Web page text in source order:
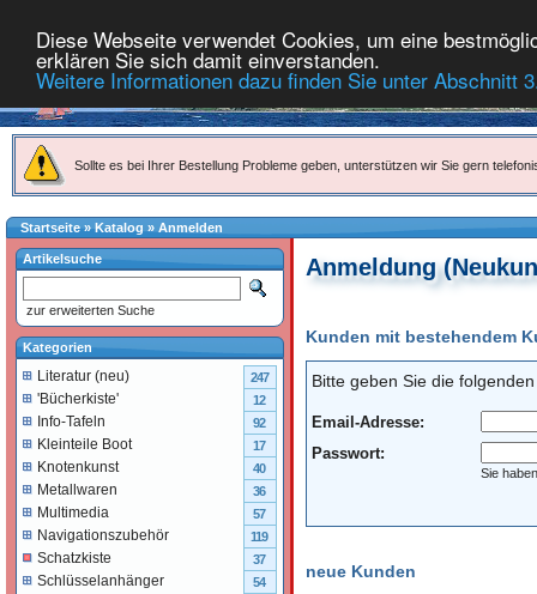
Diese Webseite verwendet Cookies, um eine
erklären Sie sich damit einverstanden.
Weitere Informationen dazu finden Sie unter Abschnitt
Sollte es bei Ihrer Bestellung Probleme geben, unterstützen wir Sie gern
Startseite»Katalog » Anmelden
Anmeldung
Kunden mit bestehendem
Bitte geben Sie die
Email-Adresse:
Passwort:
Sie
neue Kunden
Artikelsuche
zur erweiterten Suche
Kategorien
Literatur (neu) 247
'Bücherkiste' 12
Info-Tafeln 92
Kleinteile Boot 17
Knotenkunst 40
Metallwaren 36
Multimedia 57
Navigationszubehör 119
Schatzkiste 37
Schlüsselanhänger 54